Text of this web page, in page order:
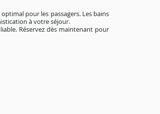
pour les passagers. Les bains
à votre séjour.
Réservez dès maintenant pour